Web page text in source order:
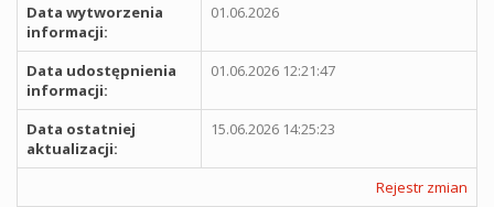
Data wytworzenia
informacji:
01.06.2026
Data udostępnienia
informacji:
01.06.2026 12:21:47
Data ostatniej
aktualizacji:
15.06.2026 14:25:23
Rejestr zmian